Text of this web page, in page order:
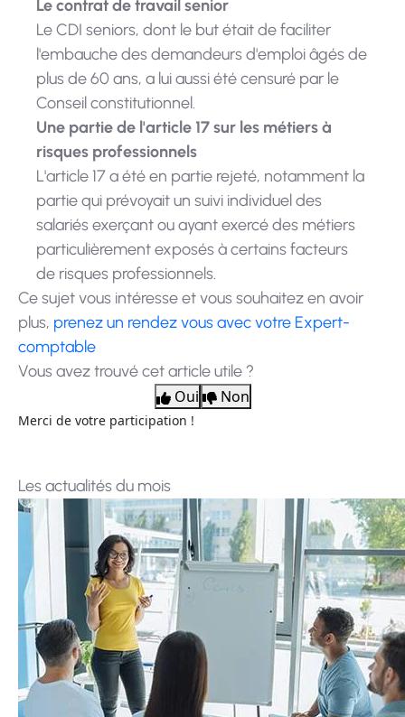
Le contrat de travail senior
Le CDI seniors, dont le but était de faciliter
l'embauche des demandeurs d'emploi âgés de
plus de 60 ans, a lui aussi été censuré par le
Conseil constitutionnel.
Une partie de l'article 17 sur les métiers à
risques professionnels
L'article 17 a été en partie rejeté, notamment la
partie qui prévoyait un suivi individuel des
salariés exerçant ou ayant exercé des métiers
particulièrement exposés à certains facteurs
de risques professionnels.
Ce sujet vous intéresse et vous souhaitez en avoir
plus, prenez un rendez vous avec votre Expert-
comptable
Vous avez trouvé cet article utile ?
Oui
Non
Merci de votre participation !
Les actualités du mois